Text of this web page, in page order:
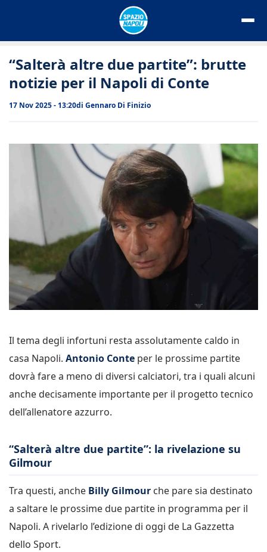
“Salterà altre due partite”: brutte
notizie per il Napoli di Conte
17 Nov 2025 - 13:20di Gennaro Di Finizio
Il tema degli infortuni resta assolutamente caldo in
casa Napoli. Antonio Conte per le prossime partite
dovrà fare a meno di diversi calciatori, tra i quali alcuni
anche decisamente importante per il progetto tecnico
dell’allenatore azzurro.
“Salterà altre due partite”: la rivelazione su
Gilmour
Tra questi, anche Billy Gilmour che pare sia destinato
a saltare le prossime due partite in programma per il
Napoli. A rivelarlo l’edizione di oggi de La Gazzetta
dello Sport.